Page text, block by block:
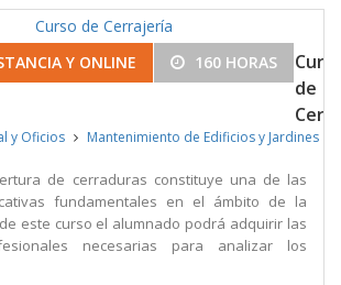
Y ONLINE 160 HORAS
de
y Oficios Mantenimiento de Edificios y Jardines
de cerraduras constituye una de las
fundamentales en el ámbito de la
este curso el alumnado podrá adquirir las
necesarias para analizar los